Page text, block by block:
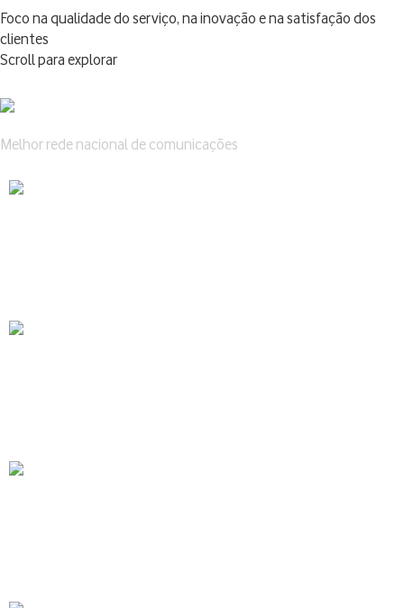
Foco na qualidade do serviço, na inovação e na satisfação dos
clientes
Scroll para explorar
Melhor rede nacional de comunicações